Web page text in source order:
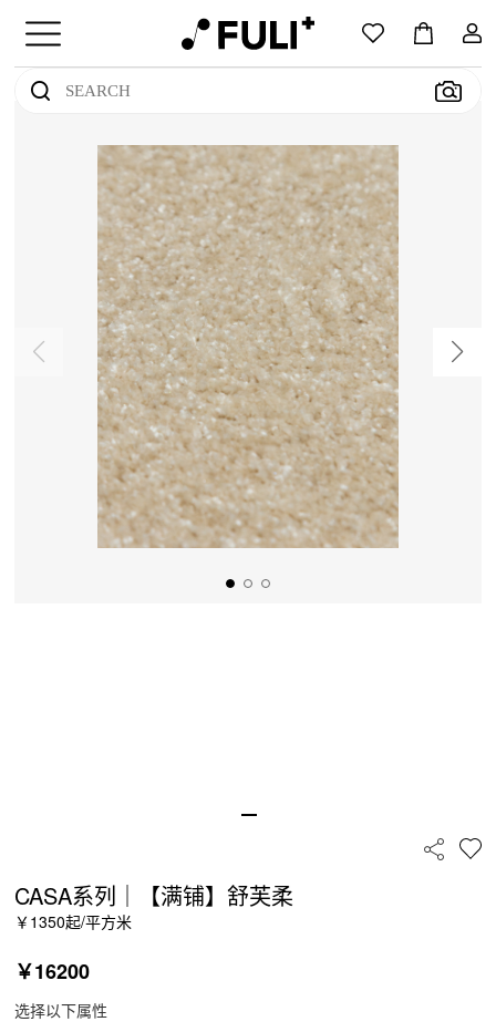
上传您感兴趣的地毯图片
（支持jpg/png/jpeg格式）
尝试点击示例图像
CASA系列｜【满铺】舒芙柔
￥1350起/平方米
￥16200
选择以下属性